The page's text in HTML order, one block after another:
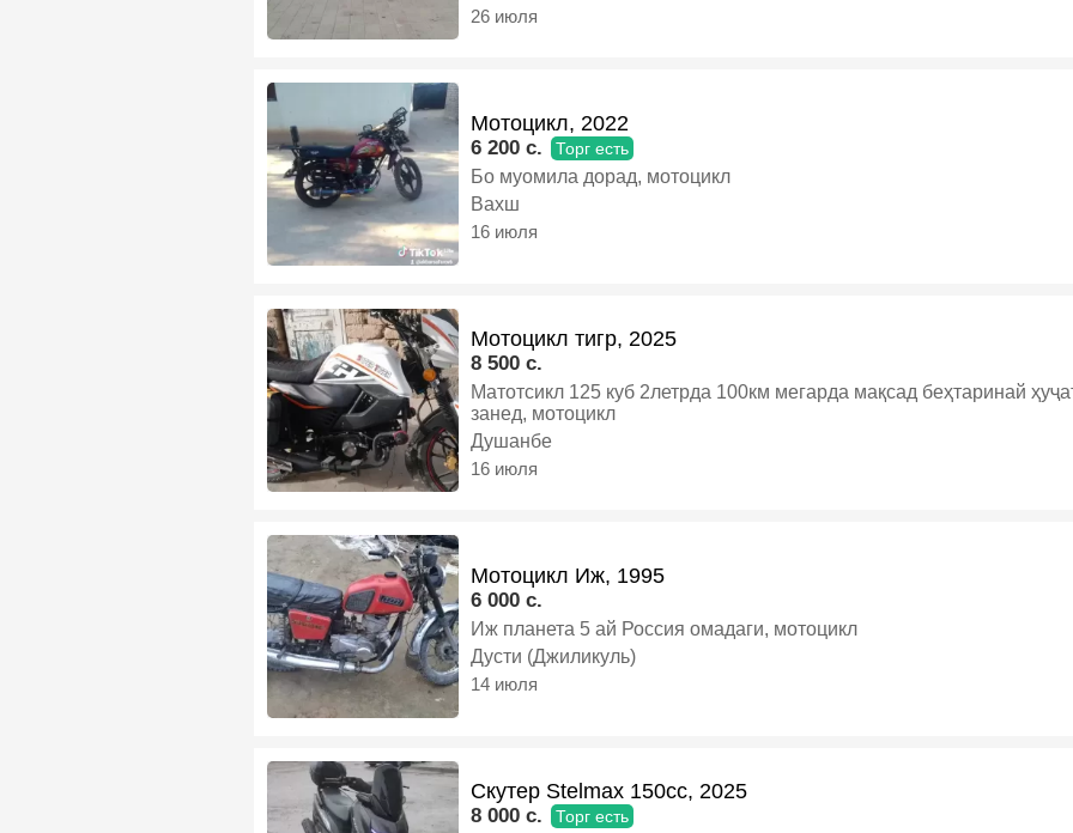
26 июля
Мотоцикл, 2022
6 200 c. Торг есть
Бо муомила дорад, мотоцикл
Вахш
16 июля
Мотоцикл тигр, 2025
8 500 c.
Матотсикл 125 куб 2летрда 100км мегарда мақсад беҳтаринай
занед, мотоцикл
Душанбе
16 июля
Мотоцикл Иж, 1995
6 000 c.
Иж планета 5 ай Россия омадаги, мотоцикл
Дусти (Джиликуль)
14 июля
Скутер Stelmax 150cc, 2025
8 000 c. Торг есть